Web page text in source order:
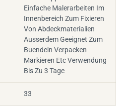
Einfache Malerarbeiten Im
Innenbereich Zum Fixieren
Von Abdeckmaterialien
Ausserdem Geeignet Zum
Buendeln Verpacken
Markieren Etc Verwendung
Bis Zu 3 Tage
33